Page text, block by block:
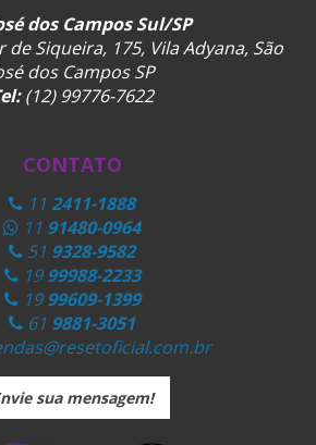
dos Campos Sul/SP
de Siqueira, 175, Vila Adyana, São
dos Campos SP
(12) 99776-7622
CONTATO
112411-1888
11 91480-0964
51 9328-9582
1999988-2233
1999609-1399
61 9881-3051
sua mensagem!